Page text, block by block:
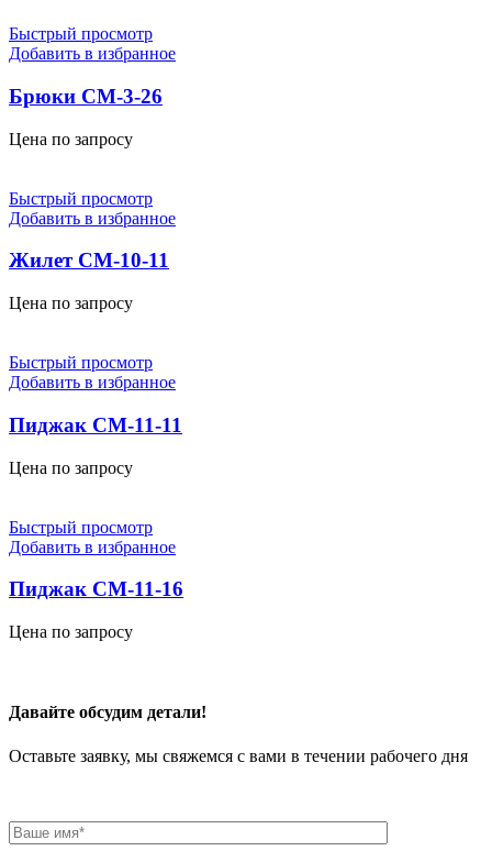
Быстрый просмотр
Добавить в избранное
Брюки СМ-3-26
Цена по запросу
Быстрый просмотр
Добавить в избранное
Жилет СМ-10-11
Цена по запросу
Быстрый просмотр
Добавить в избранное
Пиджак СМ-11-11
Цена по запросу
Быстрый просмотр
Добавить в избранное
Пиджак СМ-11-16
Цена по запросу
Давайте обсудим детали!
Оставьте заявку, мы свяжемся с вами в течении рабочего дня